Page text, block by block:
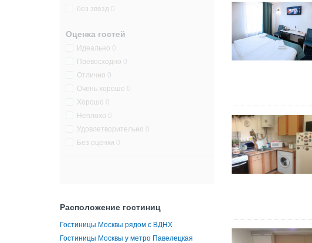
без звёзд 0
Оценка гостей
Идеально 0
Превосходно 0
Отлично 0
Очень хорошо 0
Хорошо 0
Неплохо 0
Удовлетворительно 0
Без оценки 0
Расположение гостиниц
Гостиницы Москвы рядом с ВДНХ
Гостиницы Москвы у метро Павелецкая